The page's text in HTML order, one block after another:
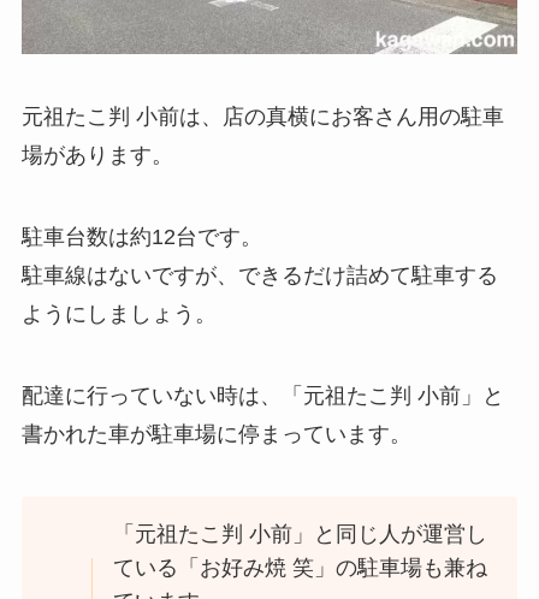
元祖たこ判 小前は、店の真横にお客さん用の駐車
場があります。
駐車台数は約12台です。
駐車線はないですが、できるだけ詰めて駐車する
ようにしましょう。
配達に行っていない時は、「元祖たこ判 小前」と
書かれた車が駐車場に停まっています。
「元祖たこ判 小前」と同じ人が運営し
ている「お好み焼 笑」の駐車場も兼ね